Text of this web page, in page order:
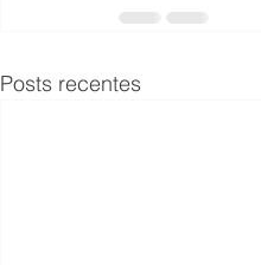
Posts recentes